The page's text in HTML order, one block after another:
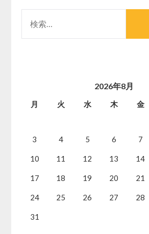
索:
2026年8月
月 火 水 木 金
3 4 5 6 7
10 11 12 13 14
17 18 19 20 21
24 25 26 27 28
31